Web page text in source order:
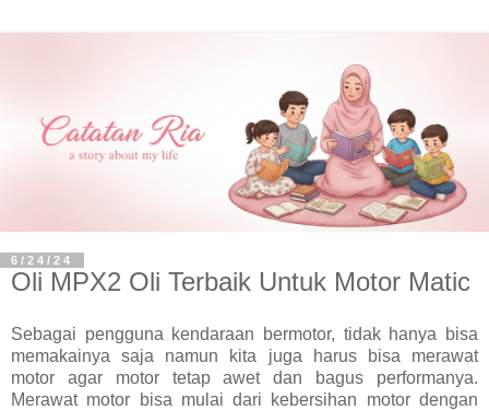
6/24/24
Oli MPX2 Oli Terbaik Untuk Motor Matic
Sebagai pengguna kendaraan bermotor, tidak hanya bisa
memakainya saja namun kita juga harus bisa merawat
motor agar motor tetap awet dan bagus performanya.
Merawat motor bisa mulai dari kebersihan motor dengan